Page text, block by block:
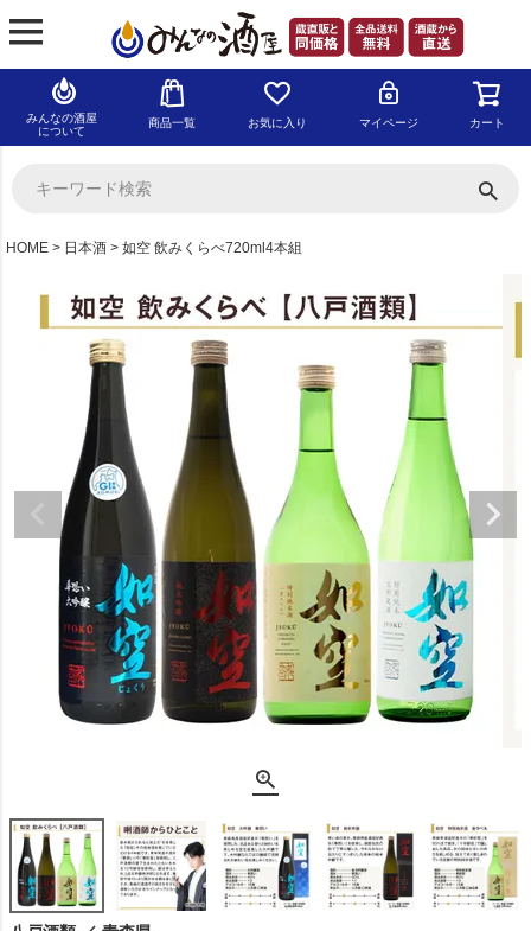
みんなの酒屋
について
商品一覧 お気に入り マイページ カート
HOME 日本酒 如空 飲みくらべ720ml4本組